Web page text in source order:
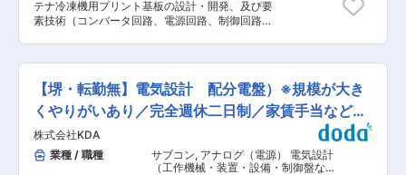
プロジェクトを共にすることで社会課題解決や事
業領域拡大など視野・視座を高めることができま
早ければ30代中盤での管理職登用も可能となりま
す。 変更の範囲：会社の定める業務
囲気でありながら一人一人が実力を持ち幅広い業
務に対応できる少数精鋭な会社です。 ■働き方：
ご家庭と両立したいと考えていらっしゃる方はご
完全週休二日制 ◎残業時間は繁忙期：月30時間
／閑散期：月10時間程度です。閑散期はほぼ定時
で帰宅いただけます。また勤怠の管理徹底(アラー
トによる残業時間管理システム)などにより残業時
間の削減を図っています。 ■当社の特徴： 電気
制御のトータルコーディネーターを目指し、
2013年に設立しました。電気に関わることなら
テナ冷凍機用プリント基板の設計・開発、及び要
素技術（コンバータ回路、電源回路、制御回路、
モータ用インバータの設計・開発に携わっていた
だきます。 ■プリント基板設計開発、新規部品探
索・選定、プリント基板量産設計、生産技術開
発、および量産までの立ち上げといった上流工程
から下流工程までの幅広い範囲の業務を実施しま
す。当社では要素技術の研究開発、部品探索、電
気設計・構造設計、生産技術開発、量産立ち上げ
までを数名から十数名のチームで行なっており、
【堺・転勤無】電気設計 配分電盤）※規模が大き
くやりがいあり／完全週休二日制／家賃手当など福
利厚生◎
株式会社KDA
業種 / 職種
サブコン, アナログ（電源） 電気設計
（工作機械・装置・設備・制御盤な